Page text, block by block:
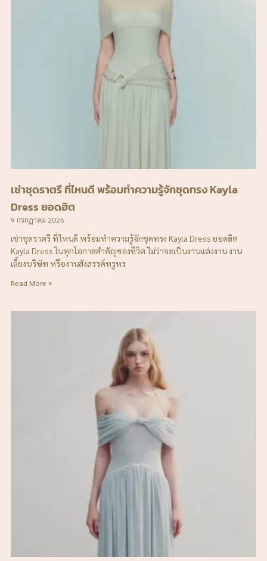
เช่าชุดราตรี ที่ไหนดี พร้อมทำความรู้จักชุดทรง Kayla
Dress ยอดฮิต
9 กรกฎาคม 2026
เช่าชุดราตรี ที่ไหนดี พร้อมทำความรู้จักชุดทรง Kayla Dress ยอดฮิต
Kayla Dress ในทุกโอกาสสำคัญของชีวิต ไม่ว่าจะเป็นงานแต่งงาน งาน
เลี้ยงบริษัท หรืองานสังสรรค์หรูหร
Read More »